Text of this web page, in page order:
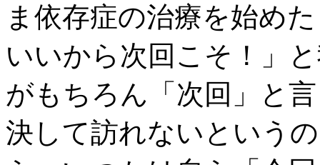
ま依存症の治療を始め
いいから次回こそ！」
がもちろん「次回」と
決して訪れないという